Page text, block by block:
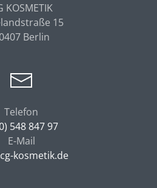
KOSMETIK
15
Berlin
Telefon
548 847 97
E-Mail
kosmetik.de